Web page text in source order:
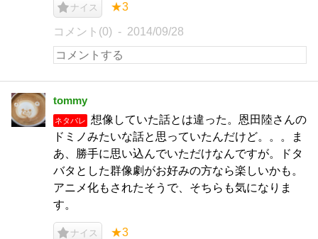
ナイス ★3
コメント(0) 2014/09/28
tommy
ネタバレ
想像していた話とは違った。恩田陸さんの
ドミノみたいな話と思っていたんだけど。。。ま
あ、勝手に思い込んでいただけなんですが。ドタ
バタとした群像劇がお好みの方なら楽しいかも。
アニメ化もされたそうで、そちらも気になりま
す。
ナイス ★3